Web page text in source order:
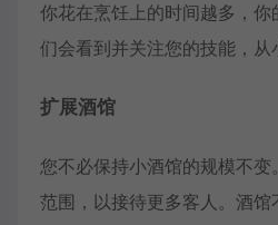
你花在烹饪上的时间越多，
们会看到并关注您的技能，从
扩展酒馆
您不必保持小酒馆的规模不
范围，以接待更多客人。酒